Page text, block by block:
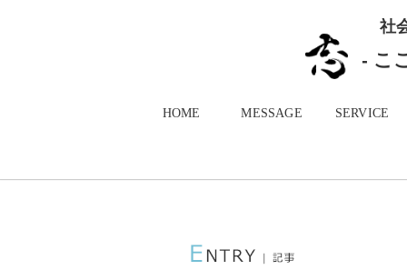
社
- こ
HOME MESSAGE SERVICE